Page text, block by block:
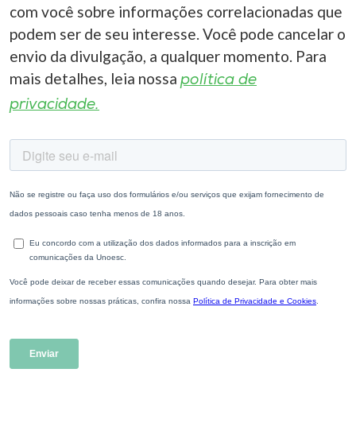
com você sobre informações correlacionadas que
podem ser de seu interesse. Você pode cancelar o
envio da divulgação, a qualquer momento. Para
mais detalhes, leia nossa política de
privacidade.